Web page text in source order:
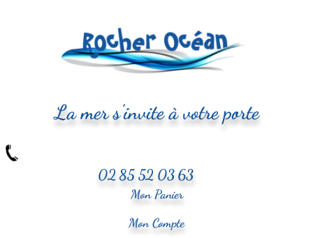
La mer s'invite à votre porte
02 85 52 03 63
Mon Panier
Mon Compte